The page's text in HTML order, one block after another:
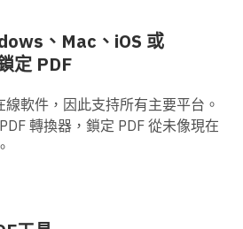
、Mac、iOS 或
定 PDF
軟件，因此支持所有主要平台。
轉換器，鎖定 PDF 從未像現在